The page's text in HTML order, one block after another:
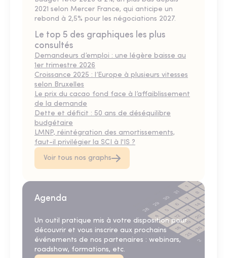
2021 selon Mercer France, qui anticipe un
rebond à 2,5% pour les négociations 2027.
Le top 5 des graphiques les plus
consultés
Demandeurs d’emploi : une légère baisse au
1er trimestre 2026
Croissance 2025 : l’Europe à plusieurs vitesses
selon Bruxelles
Le prix du cacao fond face à l’affaiblissement
de la demande
Dette et déficit : 50 ans de déséquilibre
budgétaire
LMNP, réintégration des amortissements,
faut-il privilégier la SCI à l'IS ?
Voir tous nos graphs
Agenda
Un outil pratique mis à votre disposition pour
découvrir et vous inscrire aux prochains
événements de nos partenaires : webinars,
roadshow, formations, etc.